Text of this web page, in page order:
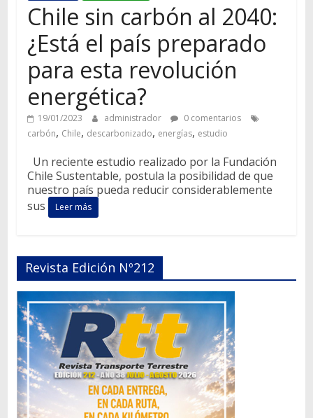
Chile sin carbón al 2040:
¿Está el país preparado
para esta revolución
energética?
19/01/2023 administrador
0 comentarios
carbón, Chile, descarbonizado, energías, estudio
Un reciente estudio realizado por la Fundación
Chile Sustentable, postula la posibilidad de que
nuestro país pueda reducir considerablemente
sus
Leer más
Revista Edición Nº212